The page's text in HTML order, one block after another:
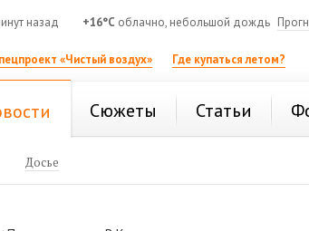
назад +16°C облачно, небольшой дождь
«Чистый воздух» Где купаться летом?
Сюжеты Статьи
Досье